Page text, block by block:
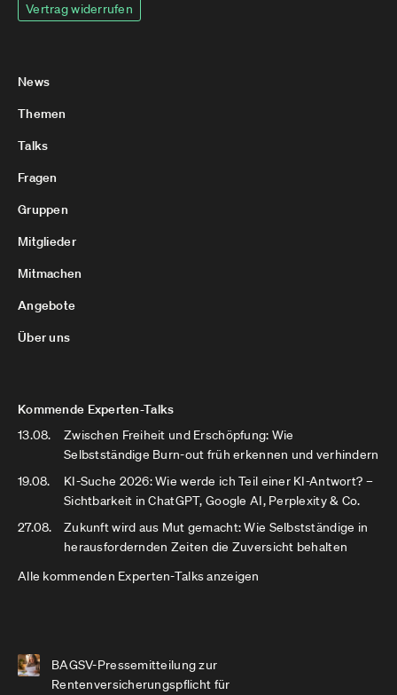
Vertrag widerrufen
News
Themen
Talks
Fragen
Gruppen
Mitglieder
Mitmachen
Angebote
Über uns
Kommende Experten-Talks
13.08.
Zwischen Freiheit und Erschöpfung: Wie
Selbstständige Burn-out früh erkennen und verhindern
19.08.
KI-Suche 2026: Wie werde ich Teil einer KI-Antwort? –
Sichtbarkeit in ChatGPT, Google AI, Perplexity & Co.
27.08.
Zukunft wird aus Mut gemacht: Wie Selbstständige in
herausfordernden Zeiten die Zuversicht behalten
Alle kommenden Experten-Talks anzeigen
BAGSV-Pressemitteilung zur
Rentenversicherungspflicht für